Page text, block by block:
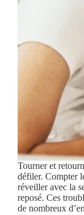
Tourner et
défiler. Compter
réveiller avec la
reposé. Ces
de nombreux